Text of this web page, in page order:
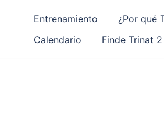
Entrenamiento
¿Por qué
Calendario
Finde Trinat 2